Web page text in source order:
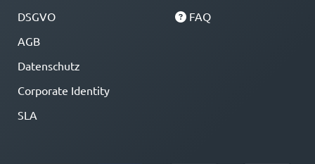
DSGVO
AGB
Datenschutz
Corporate Identity
SLA
FAQ